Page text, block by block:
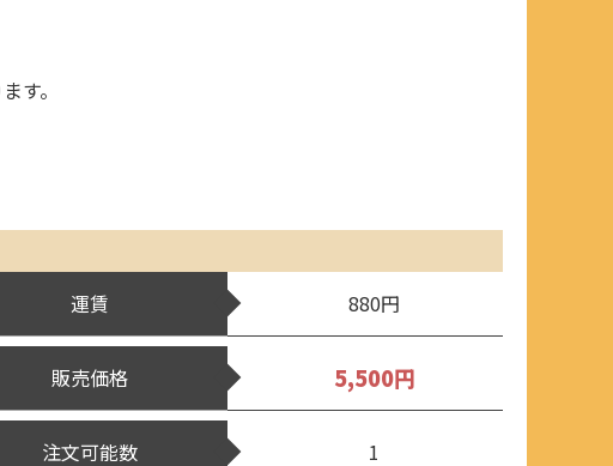
す。
運賃 880円
販売価格 5,500円
注文可能数 1